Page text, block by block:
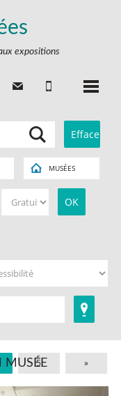
expositions
MUSÉES
MUSÉE
5 »